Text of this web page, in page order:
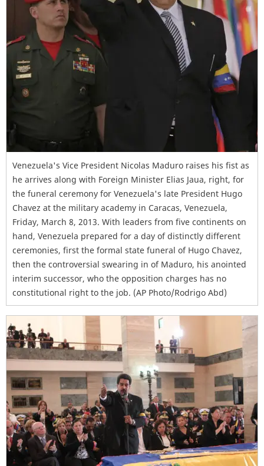
Venezuela's Vice President Nicolas Maduro raises his fist as
he arrives along with Foreign Minister Elias Jaua, right, for
the funeral ceremony for Venezuela's late President Hugo
Chavez at the military academy in Caracas, Venezuela,
Friday, March 8, 2013. With leaders from five continents on
hand, Venezuela prepared for a day of distinctly different
ceremonies, first the formal state funeral of Hugo Chavez,
then the controversial swearing in of Maduro, his anointed
interim successor, who the opposition charges has no
constitutional right to the job. (AP Photo/Rodrigo Abd)